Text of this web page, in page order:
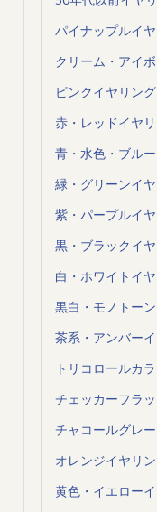
パイナップルイ
クリーム・アイ
ピンクイヤリング
赤・レッドイヤ
青・水色・ブル
緑・グリーンイ
紫・パープルイ
黒・ブラックイ
白・ホワイトイ
黒白・モノトー
茶系・アンバー
トリコロールカ
チェッカーフラ
チャコールグレ
オレンジイヤリ
黄色・イエロー